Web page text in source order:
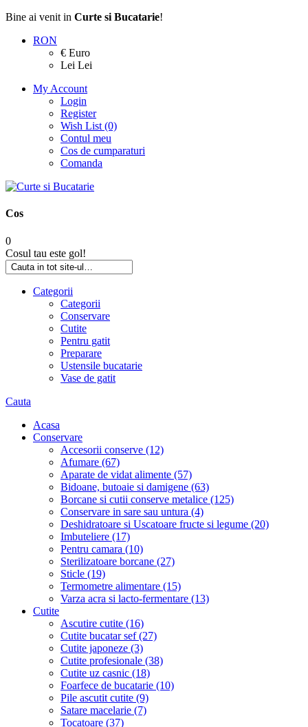
Bine ai venit in Curte si Bucatarie!
RON
€ Euro
Lei Lei
My Account
Login
Register
Wish List (0)
Contul meu
Cos de cumparaturi
Comanda
Cos
0
Cosul tau este gol!
Categorii
Categorii
Conservare
Cutite
Pentru gatit
Preparare
Ustensile bucatarie
Vase de gatit
Cauta
Acasa
Conservare
Accesorii conserve (12)
Afumare (67)
Aparate de vidat alimente (57)
Bidoane, butoaie si damigene (63)
Borcane si cutii conserve metalice (125)
Conservare in sare sau untura (4)
Deshidratoare si Uscatoare fructe si legume (20)
Imbuteliere (17)
Pentru camara (10)
Sterilizatoare borcane (27)
Sticle (19)
Termometre alimentare (15)
Varza acra si lacto-fermentare (13)
Cutite
Ascutire cutite (16)
Cutite bucatar sef (27)
Cutite japoneze (3)
Cutite profesionale (38)
Cutite uz casnic (18)
Foarfece de bucatarie (10)
Pile ascutit cutite (9)
Satare macelarie (7)
Tocatoare (37)